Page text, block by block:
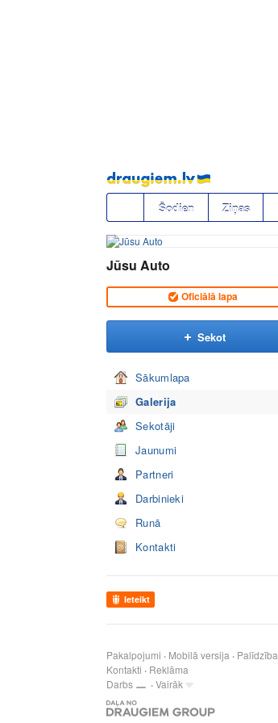
Pāriet
uz
saturu
Šodien Ziņas
Jūsu Auto
Oficiālā lapa
Sekot
Sākumlapa
Galerija
Sekotāji
Jaunumi
Partneri
Darbinieki
Runā
Kontakti
Ieteikt
Pakalpojumi Mobilā versija
Palīdzība
Kontakti
Reklāma
Darbs
Vairāk